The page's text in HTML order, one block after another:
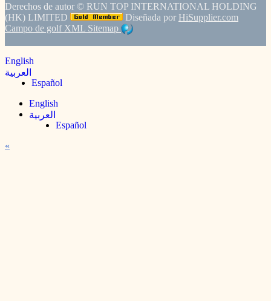
Derechos de autor © RUN TOP INTERNATIONAL HOLDING
(HK) LIMITED
Diseñada por HiSupplier.com
Campo de golf XML Sitemap
English
العربية
Español
English
العربية
Español
«